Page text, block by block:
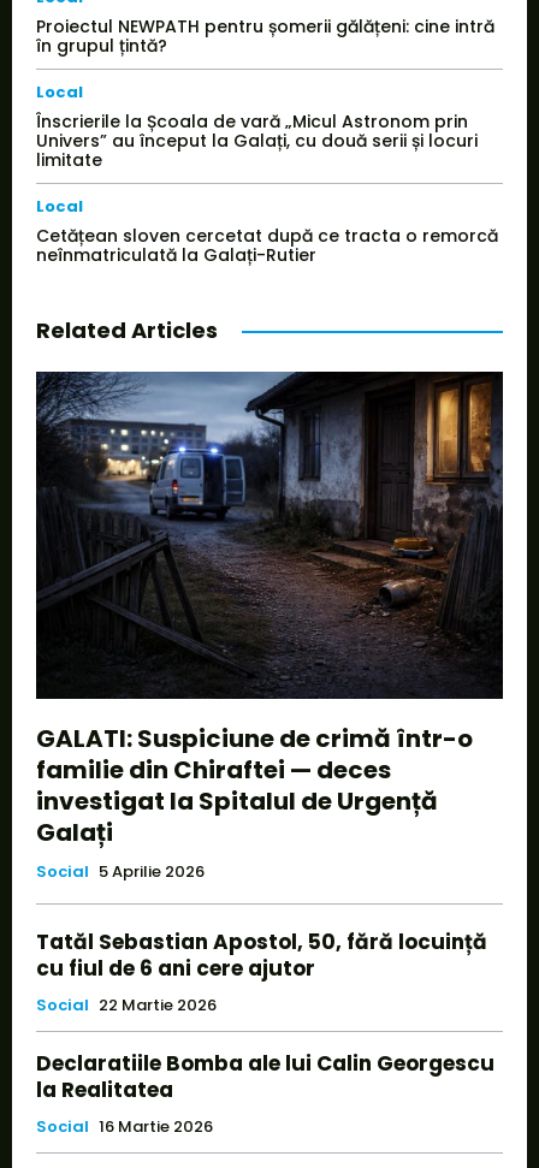
Proiectul NEWPATH pentru șomerii gălățeni: cine intră
în grupul țintă?
Local
Înscrierile la Școala de vară „Micul Astronom prin
Univers” au început la Galați, cu două serii și locuri
limitate
Local
Cetățean sloven cercetat după ce tracta o remorcă
neînmatriculată la Galați-Rutier
Related Articles
GALATI: Suspiciune de crimă într-o
familie din Chiraftei — deces
investigat la Spitalul de Urgență
Galați
Social 5 Aprilie 2026
Tatăl Sebastian Apostol, 50, fără locuință
cu fiul de 6 ani cere ajutor
Social 22 Martie 2026
Declaratiile Bomba ale lui Calin Georgescu
la Realitatea
Social 16 Martie 2026